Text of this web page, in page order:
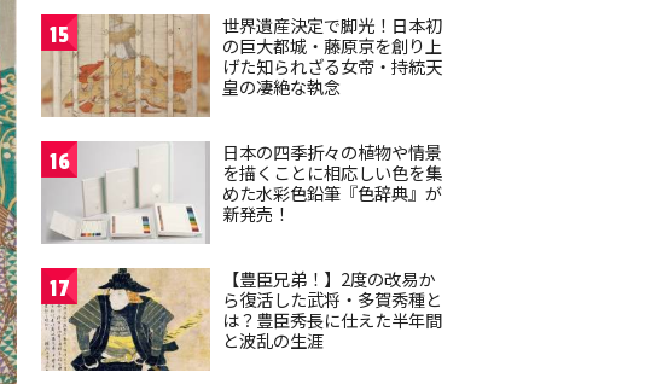
15
世界遺産決定で脚光！日本初
の巨大都城・藤原京を創り上
げた知られざる女帝・持統天
皇の凄絶な執念
16
日本の四季折々の植物や情景
を描くことに相応しい色を集
めた水彩色鉛筆『色辞典』が
新発売！
17
【豊臣兄弟！】2度の改易か
ら復活した武将・多賀秀種と
は？豊臣秀長に仕えた半年間
と波乱の生涯